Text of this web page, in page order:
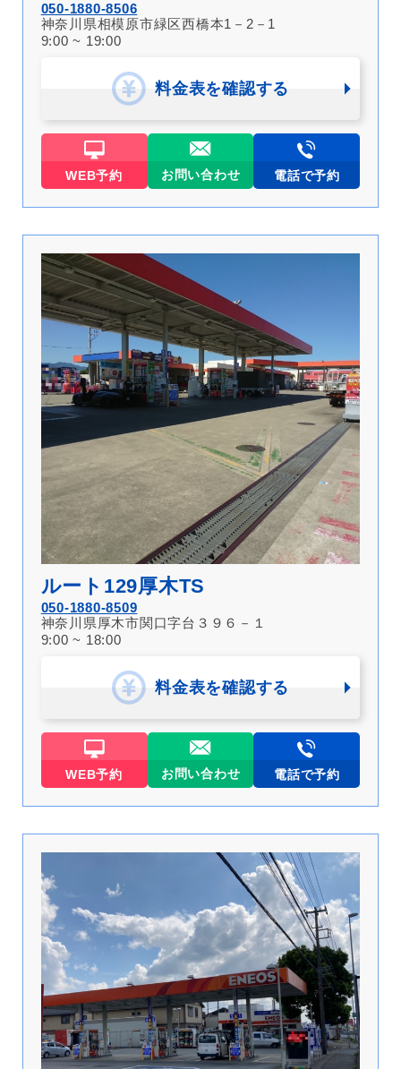
050-1880-8506
神奈川県相模原市緑区西橋本1－2－1
9:00 ~ 19:00
料金表を確認する
WEB予約 お問い合わせ 電話で予約
ルート129厚木TS
050-1880-8509
神奈川県厚木市関口字台３９６－１
9:00 ~ 18:00
料金表を確認する
WEB予約 お問い合わせ 電話で予約